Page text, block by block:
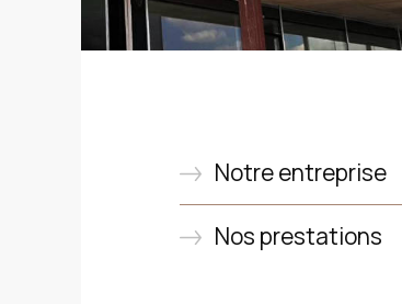
Notre entreprise
Nos prestations